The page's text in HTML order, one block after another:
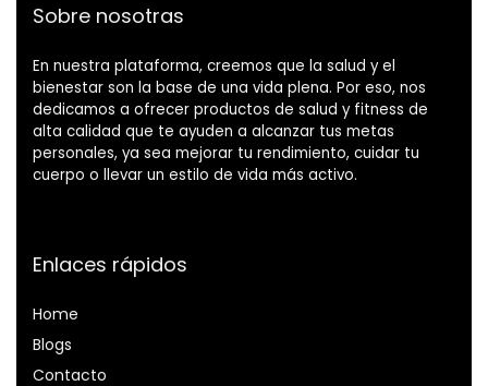
Sobre nosotras
En nuestra plataforma, creemos que la salud y el
bienestar son la base de una vida plena. Por eso, nos
dedicamos a ofrecer productos de salud y fitness de
alta calidad que te ayuden a alcanzar tus metas
personales, ya sea mejorar tu rendimiento, cuidar tu
cuerpo o llevar un estilo de vida más activo.
Enlaces rápidos
Home
Blogs
Contacto